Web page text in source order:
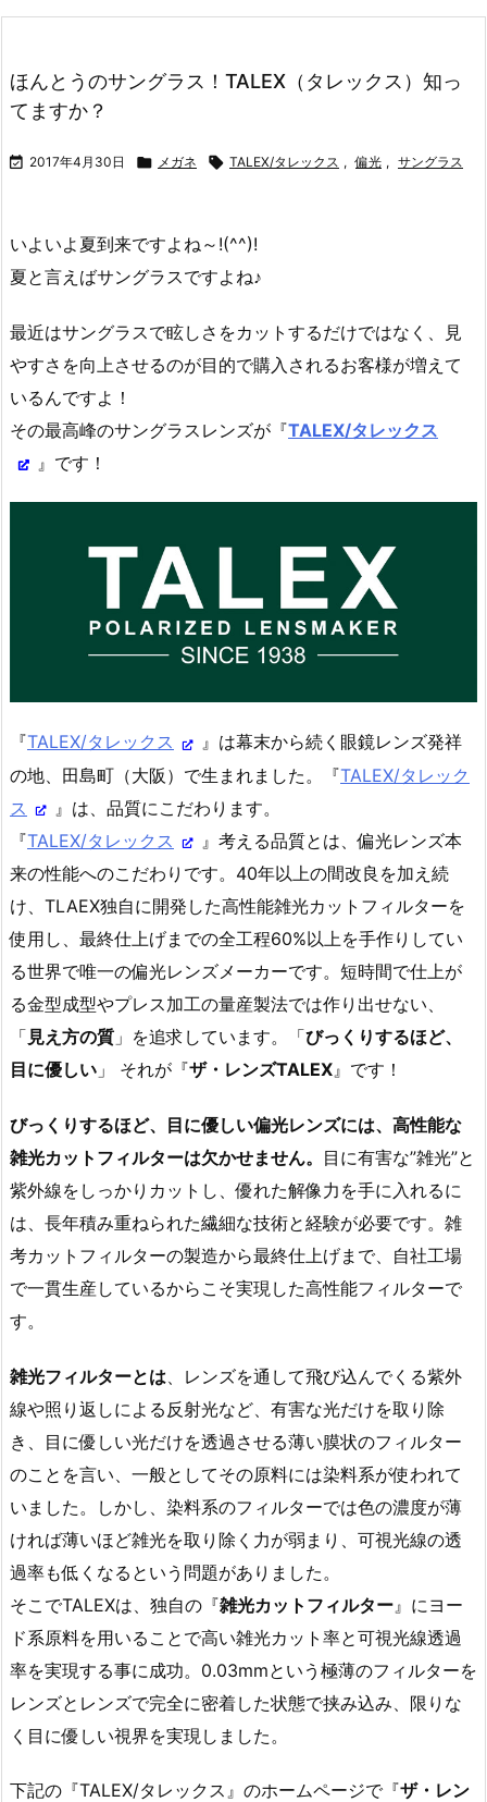
ほんとうのサングラス！TALEX（タレックス）知っ
てますか？
 2017年4月30日  メガネ  TALEX/タレックス , 偏光 , サングラス
いよいよ夏到来ですよね～!(^^)!
夏と言えばサングラスですよね♪
最近はサングラスで眩しさをカットするだけではなく、見
やすさを向上させるのが目的で購入されるお客様が増えて
いるんですよ！
その最高峰のサングラスレンズが『TALEX/タレックス
』です！
『TALEX/タレックス
』は幕末から続く眼鏡レンズ発祥
の地、田島町（大阪）で生まれました。『TALEX/タレック
ス
』は、品質にこだわります。
『TALEX/タレックス
』考える品質とは、偏光レンズ本
来の性能へのこだわりです。40年以上の間改良を加え続
け、TLAEX独自に開発した高性能雑光カットフィルターを
使用し、最終仕上げまでの全工程60%以上を手作りしてい
る世界で唯一の偏光レンズメーカーです。短時間で仕上が
る金型成型やプレス加工の量産製法では作り出せない、
「 見え方の質 」を追求しています。「びっくりするほど、
目に優しい 」 それが『ザ・レンズTALEX』です！
びっくりするほど、目に優しい偏光レンズには、高性能な
雑光カットフィルターは欠かせません。 目に有害な”雑光”と
紫外線をしっかりカットし、優れた解像力を手に入れるに
は、長年積み重ねられた繊細な技術と経験が必要です。雑
考カットフィルターの製造から最終仕上げまで、自社工場
で一貫生産しているからこそ実現した高性能フィルターで
す。
雑光フィルターとは 、レンズを通して飛び込んでくる紫外
線や照り返しによる反射光など、有害な光だけを取り除
き、目に優しい光だけを透過させる薄い膜状のフィルター
のことを言い、一般としてその原料には染料系が使われて
いました。しかし、染料系のフィルターでは色の濃度が薄
ければ薄いほど雑光を取り除く力が弱まり、可視光線の透
過率も低くなるという問題がありました。
そこでTALEXは、独自の『雑光カットフィルター 』にヨー
ド系原料を用いることで高い雑光カット率と可視光線透過
率を実現する事に成功。0.03mmという極薄のフィルターを
レンズとレンズで完全に密着した状態で挟み込み、限りな
く目に優しい視界を実現しました。
下記の『TALEX/タレックス』のホームページで『ザ・レン